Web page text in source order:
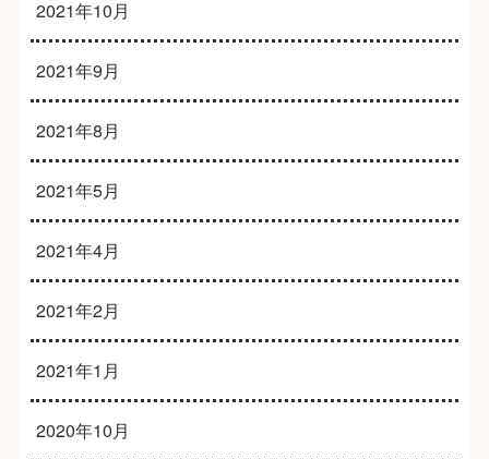
2021年10月
2021年9月
2021年8月
2021年5月
2021年4月
2021年2月
2021年1月
2020年10月